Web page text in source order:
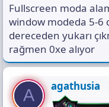
Fullscreen moda
window modeda 5-6
dereceden yukarı
rağmen 0xe alıyor
A agathusia